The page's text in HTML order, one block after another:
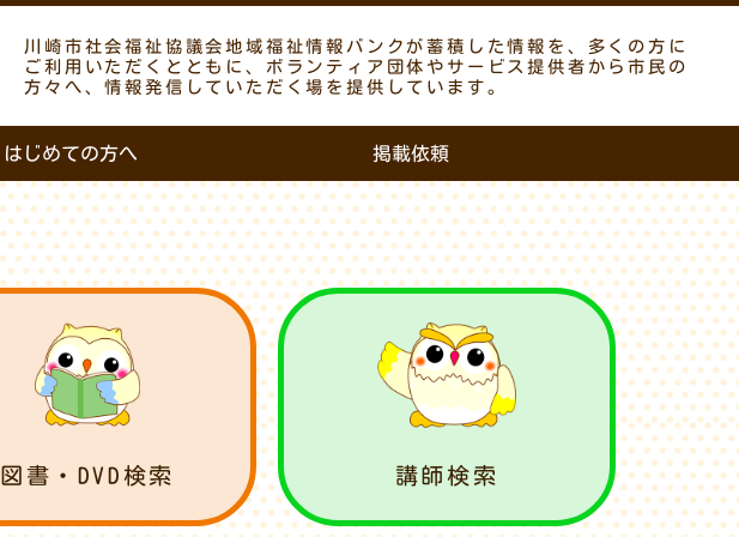
川崎市社会福祉協議会地域福祉情報バンクが蓄積した情報を、多くの方に
ご利用いただくとともに、ボランティア団体やサービス提供者から市民の
方々へ、情報発信していただく場を提供しています。
はじめての方へ 掲載依頼
図書・DVD検索 講師検索